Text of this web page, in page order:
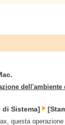
dell'ambiente
di Sistema]
questa